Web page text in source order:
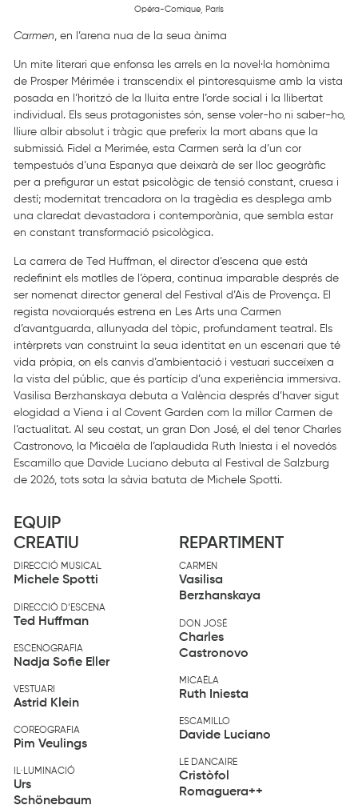
Opéra-Comique, París
Carmen, en l’arena nua de la seua ànima
Un mite literari que enfonsa les arrels en la novel·la homònima
de Prosper Mérimée i transcendix el pintoresquisme amb la vista
posada en l’horitzó de la lluita entre l’orde social i la llibertat
individual. Els seus protagonistes són, sense voler-ho ni saber-ho,
lliure albir absolut i tràgic que preferix la mort abans que la
submissió. Fidel a Merimée, esta Carmen serà la d’un cor
tempestuós d’una Espanya que deixarà de ser lloc geogràfic
per a prefigurar un estat psicològic de tensió constant, cruesa i
destí; modernitat trencadora on la tragèdia es desplega amb
una claredat devastadora i contemporània, que sembla estar
en constant transformació psicològica.
La carrera de Ted Huffman, el director d’escena que està
redefinint els motlles de l’òpera, continua imparable després de
ser nomenat director general del Festival d’Ais de Provença. El
regista novaiorqués estrena en Les Arts una Carmen
d’avantguarda, allunyada del tòpic, profundament teatral. Els
intèrprets van construint la seua identitat en un escenari que té
vida pròpia, on els canvis d’ambientació i vestuari succeïxen a
la vista del públic, que és partícip d’una experiència immersiva.
Vasilisa Berzhanskaya debuta a València després d’haver sigut
elogidad a Viena i al Covent Garden com la millor Carmen de
l’actualitat. Al seu costat, un gran Don José, el del tenor Charles
Castronovo, la Micaëla de l’aplaudida Ruth Iniesta i el novedós
Escamillo que Davide Luciano debuta al Festival de Salzburg
de 2026, tots sota la sàvia batuta de Michele Spotti.
EQUIP
CREATIU
DIRECCIÓ MUSICAL
Michele Spotti
DIRECCIÓ D’ESCENA
Ted Huffman
ESCENOGRAFIA
Nadja Sofie Eller
VESTUARI
Astrid Klein
COREOGRAFIA
Pim Veulings
IL·LUMINACIÓ
Urs
Schönebaum
REPARTIMENT
CARMEN
Vasilisa
Berzhanskaya
DON JOSÉ
Charles
Castronovo
MICAËLA
Ruth Iniesta
ESCAMILLO
Davide Luciano
LE DANCAIRE
Cristòfol
Romaguera++